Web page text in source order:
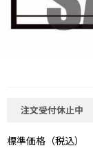
この商品をシェアする
注文受付休止中
標準価格（税込）